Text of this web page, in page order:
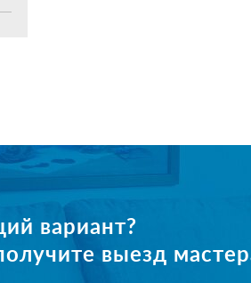
вариант?
выезд